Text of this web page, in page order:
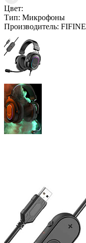
Цвет:
Тип: Микрофоны
Производитель: FIFINE